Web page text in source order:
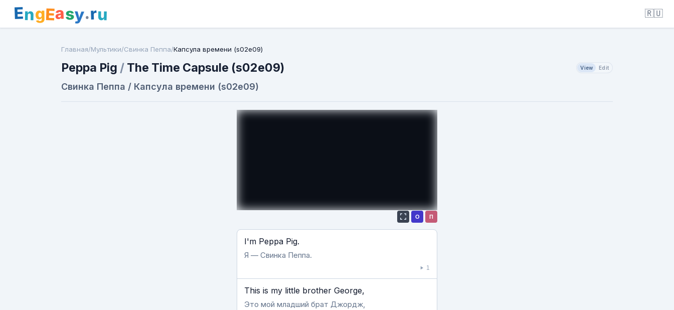
EngEasy.ru 🇷🇺
Главная/Мультики/Свинка Пеппа/Капсула времени (s02e09)
Peppa Pig / The Time Capsule (s02e09) View Edit
Свинка Пеппа / Капсула времени (s02e09)
Если видео долго не грузится, выключите VPN
О П
I'm Peppa Pig.
Я — Свинка Пеппа.
1
This is my little brother George,
Это мой младший брат Джордж,